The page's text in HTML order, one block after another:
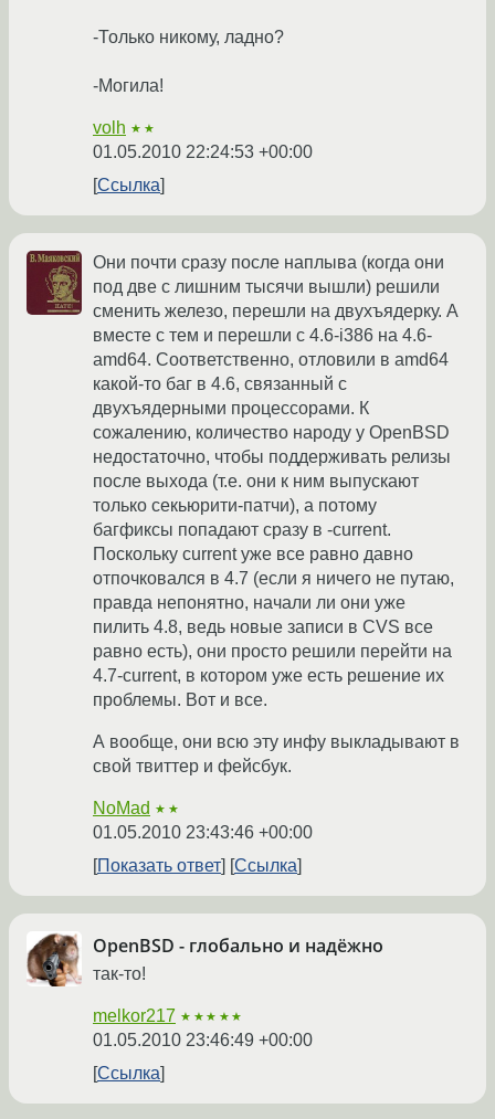
-Только никому, ладно?
-Могила!
volh ★★
01.05.2010 22:24:53 +00:00
Ссылка
Они почти сразу после наплыва (когда они
под две с лишним тысячи вышли) решили
сменить железо, перешли на двухъядерку. А
вместе с тем и перешли с 4.6-i386 на 4.6-
amd64. Соответственно, отловили в amd64
какой-то баг в 4.6, связанный с
двухъядерными процессорами. К
сожалению, количество народу у OpenBSD
недостаточно, чтобы поддерживать релизы
после выхода (т.е. они к ним выпускают
только секьюрити-патчи), а потому
багфиксы попадают сразу в -current.
Поскольку current уже все равно давно
отпочковался в 4.7 (если я ничего не путаю,
правда непонятно, начали ли они уже
пилить 4.8, ведь новые записи в CVS все
равно есть), они просто решили перейти на
4.7-current, в котором уже есть решение их
проблемы. Вот и все.
А вообще, они всю эту инфу выкладывают в
свой твиттер и фейсбук.
NoMad ★★
01.05.2010 23:43:46 +00:00
Показать ответ
Ссылка
OpenBSD - глобально и надёжно
так-то!
melkor217 ★★★★★
01.05.2010 23:46:49 +00:00
Ссылка